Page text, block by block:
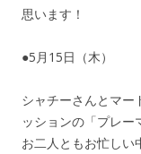
思います！
●5月15日（木）
シャチーさんとマー
ッションの「プレー
お二人ともお忙しい